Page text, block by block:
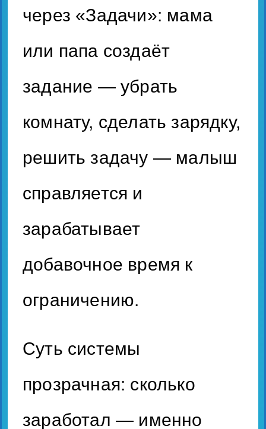
через «Задачи»: мама
или папа создаёт
задание — убрать
комнату, сделать зарядку,
решить задачу — малыш
справляется и
зарабатывает
добавочное время к
ограничению.
Суть системы
прозрачная: сколько
заработал — именно